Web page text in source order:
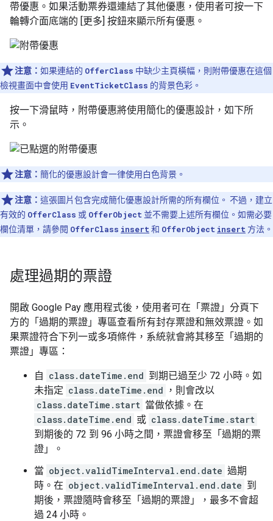
帶優惠。如果活動票券還連結了其他優惠，使用者可按一下
輪轉介面底端的 [更多] 按鈕來顯示所有優惠。
注意： 如果連結的 OfferClass 中缺少主頁橫幅，則附帶優惠在這個
檢視畫面中會使用 EventTicketClass 的背景色彩。
按一下滑鼠時，附帶優惠將使用簡化的優惠設計，如下所
示。
注意： 簡化的優惠設計會一律使用白色背景。
注意： 這張圖片包含完成簡化優惠設計所需的所有欄位。 不過，建立
有效的 OfferClass 或 OfferObject 並不需要上述所有欄位。如需必要
欄位清單，請參閱 OfferClass insert 和 OfferObject insert 方法。
處理過期的票證
開啟 Google Pay 應用程式後，使用者可在「票證」分頁下
方的「過期的票證」專區查看所有封存票證和無效票證。如
果票證符合下列一或多項條件，系統就會將其移至「過期的
票證」專區：
自 class.dateTime.end 到期已過至少 72 小時。如
未指定 class.dateTime.end ，則會改以
class.dateTime.start 當做依據。在
class.dateTime.end 或 class.dateTime.start
到期後的 72 到 96 小時之間，票證會移至「過期的票
證」。
當 object.validTimeInterval.end.date 過期
時。在 object.validTimeInterval.end.date 到
期後，票證隨時會移至「過期的票證」，最多不會超
過 24 小時。